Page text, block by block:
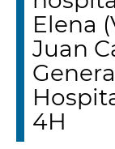
Elena
Juan
4H